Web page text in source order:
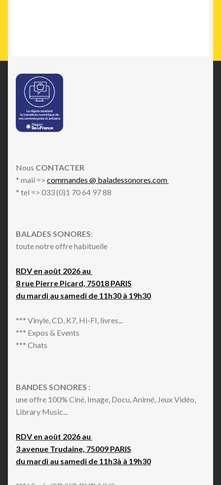
Nous CONTACTER
* mail => commandes @ baladessonores.com
* tel => 033 (0)1 70 64 97 88
BALADES SONORES:
toute notre offre habituelle
RDV en août 2026 au
8 rue Pierre Picard, 75018 PARIS
du mardi au samedi de 11h30 à 19h30
*** Vinyle, CD, K7, Hi-FI, livres...
*** Expos & Events
*** Chats
BANDES SONORES :
une offre 100% Ciné, Image, Docu, Animé, Jeux Vidéo,
Library Music...
RDV en août 2026 au
3 avenue Trudaine, 75009 PARIS
du mardi au samedi de 11h3à à 19h30